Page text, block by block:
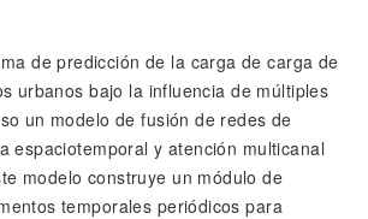
de predicción de la carga de carga de
urbanos bajo la influencia de múltiples
un modelo de fusión de redes de
espaciotemporal y atención multicanal
modelo construye un módulo de
temporales periódicos para